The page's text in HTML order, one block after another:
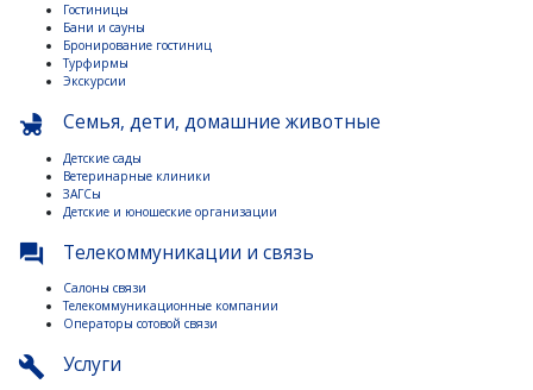
Гостиницы
Бани и сауны
Бронирование гостиниц
Турфирмы
Экскурсии
child_friendly Семья, дети, домашние животные
Детские сады
Ветеринарные клиники
ЗАГСы
Детские и юношеские организации
question_answer Телекоммуникации и связь
Салоны связи
Телекоммуникационные компании
Операторы сотовой связи
build Услуги